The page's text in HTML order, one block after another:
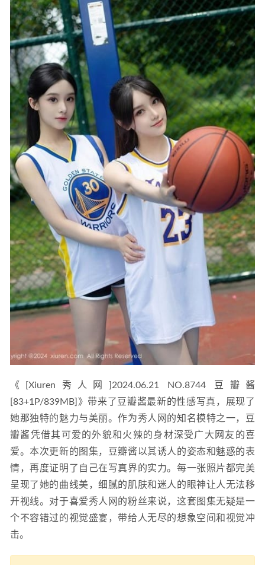
《[Xiuren秀人网]2024.06.21 NO.8744 豆瓣酱
[83+1P/839MB]》带来了豆瓣酱最新的性感写真，展现了
她那独特的魅力与美丽。作为秀人网的知名模特之一，豆
瓣酱凭借其可爱的外貌和火辣的身材深受广大网友的喜
爱。本次更新的图集，豆瓣酱以其诱人的姿态和魅惑的表
情，再度证明了自己在写真界的实力。每一张照片都完美
呈现了她的曲线美，细腻的肌肤和迷人的眼神让人无法移
开视线。对于喜爱秀人网的粉丝来说，这套图集无疑是一
个不容错过的视觉盛宴，带给人无尽的想象空间和视觉冲
击。